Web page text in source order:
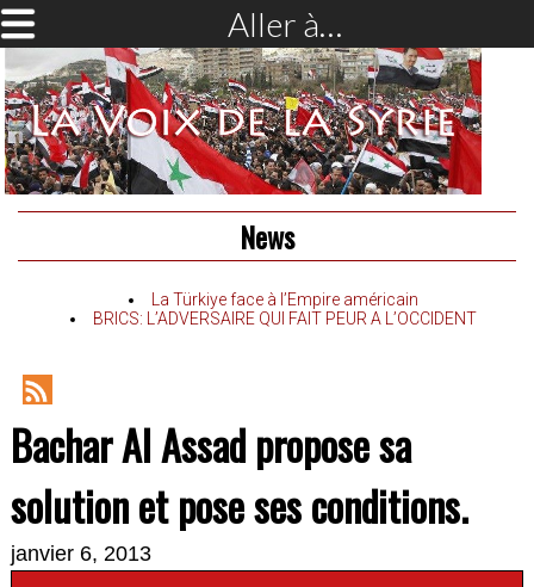
Aller à…
News
La Türkiye face à l’Empire américain
BRICS: L’ADVERSAIRE QUI FAIT PEUR A L’OCCIDENT
RSS
Feed
Bachar Al Assad propose sa
solution et pose ses conditions.
janvier 6, 2013